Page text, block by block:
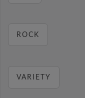
ROCK
VARIETY